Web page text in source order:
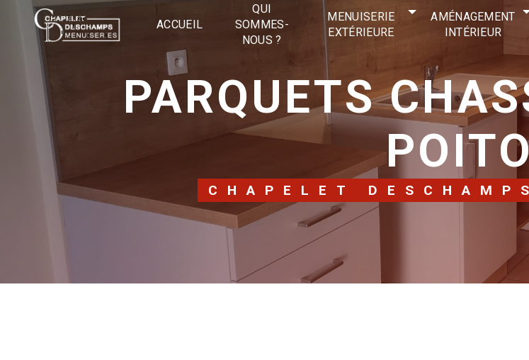
ACCUEIL
QUI
SOMMES-
NOUS ?
MENUISERIE
EXTÉRIEURE
AMÉNAGEMENT
INTÉRIEUR
PARQUETS CHASSENEUIL-DU-
CHAPELET
Panneau de gestion des cookies